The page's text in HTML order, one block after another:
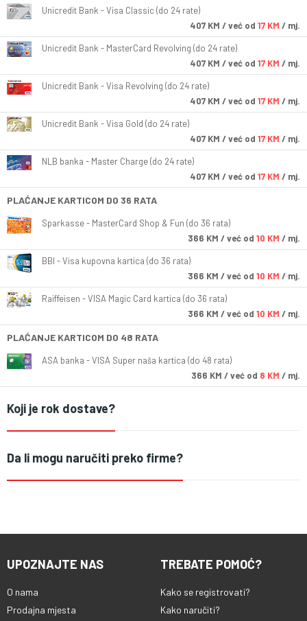
Unicredit Bank - Visa Classic (do 24 rate)
407 KM / već od 17 KM / mj.
Unicredit Bank - MasterCard Revolving (do 24 rate)
407 KM / već od 17 KM / mj.
Unicredit Bank - Visa Revolving (do 24 rate)
407 KM / već od 17 KM / mj.
Unicredit Bank - Visa Gold (do 24 rate)
407 KM / već od 17 KM / mj.
NLB banka - Master Charge (do 24 rate)
407 KM / već od 17 KM / mj.
PLAĆANJE KARTICOM DO 36 RATA
Sparkasse - MasterCard Shop & Fun (do 36 rata)
366 KM / već od 10 KM / mj.
BBI - Visa kupovna kartica (do 36 rata)
366 KM / već od 10 KM / mj.
Raiffeisen - VISA Magic Card kartica (do 36 rata)
366 KM / već od 10 KM / mj.
PLAĆANJE KARTICOM DO 48 RATA
ASA banka - VISA Super naša kartica (do 48 rata)
366 KM / već od 8 KM / mj.
Koji je rok dostave?
Da li mogu naručiti preko firme?
UPOZNAJTE NAS
O nama
Prodajna mjesta
TREBATE POMOĆ?
Kako se registrovati?
Kako naručiti?